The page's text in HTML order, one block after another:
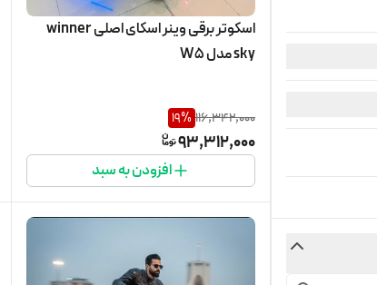
اسکوتر برقی وینر اسکای اصلی winner
sky مدل W5
116,342,000
19%
93,312,000
افزودن به سبد